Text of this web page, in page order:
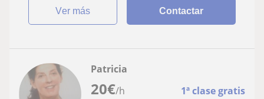
ver más Contactar
20€/h 1ª clase gratis
Patricia